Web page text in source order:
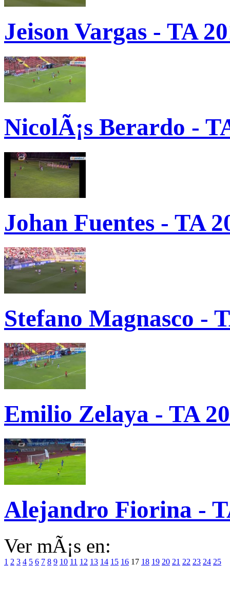
Jeison Vargas - TA
NicolÃ¡s Berardo -
Johan Fuentes - TA
Stefano Magnasco -
Emilio Zelaya - TA
Alejandro Fiorina -
Ver mÃ¡s en:
1 2 3 4 5 6 7 8 9 10 11 12 13 14 15 16 17 18 19 20 21 22 23 24 25